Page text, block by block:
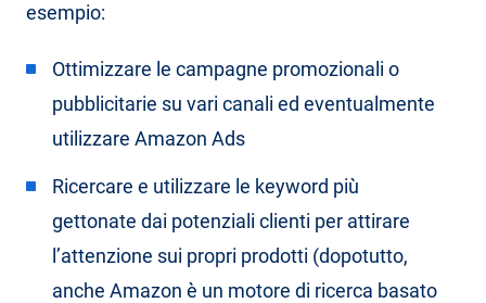
esempio:
Ottimizzare le campagne promozionali o
pubblicitarie su vari canali ed eventualmente
utilizzare Amazon Ads
Ricercare e utilizzare le keyword più
gettonate dai potenziali clienti per attirare
l’attenzione sui propri prodotti (dopotutto,
anche Amazon è un motore di ricerca basato